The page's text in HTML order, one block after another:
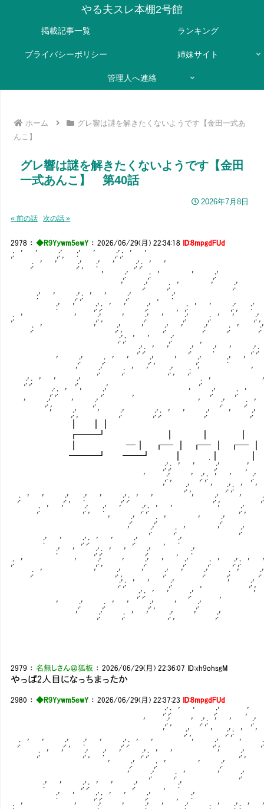
やる夫スレ本棚2号館
掲載記事一覧 ランキング
プライバシーポリシー 姉妹サイト
管理人へ連絡
ホーム
グレ響は謎を解きたくないようです【金田一式あ
んこ】
グレ響は謎を解きたくないようです【金田
一式あんこ】 第40話
2026年7月8日
« 前の話 次の話 »
2978 ：◆R9Yywm5ewY：2026/06/29(月) 22:34:18 ID:8mpgdFUd
,: ' ' ,:', :' ' ,:',: ' '
,: ' ' ,:', :' ' ,:',: ' '
' ,:' ,: ' ' ,:'
' ,:' ,: ' ' ,:'
:' ' ,:',: ' ' ,:' , :'
:' ' ,:',: ' ' ,:' , ,: ' ' ,:', :' '
,: ' ' ,:', ' ,:' ' ,:' ,: ' ' ,:',
,: ' ' ,:', ' ,:' ' ,:' ,: ' ,:'
,:',: ' ' ,:' , '
,:',: ' ' ,:' :' ' ,:',: '
' ,:' ,: ' ' ,:', ' ,:' :' '
' ,:' ,: ' ' ,:', ,: ' ' ,:',
,:',: ' ' ,:' , ,: ' ' ,:',
,:',: ' ' ,:' , ' ,:' ,: '
' ,:', ' ,:' ' ,:' ,: '
' ,:', ' ,:' ,:',: ' ' ,:' ' ,:'
┏━━┛ ┃ ┃ ┃
┃ ━┃ ┏━ ┃ ┏━ ┃ ┏━ ┃ ┛
━━━┛ ━━┛ ┃ .┃ ┃
,:',: ' ' ,:' ,' ,:' ,:
' ,:', ' ,:',: ' ' ,:'
' ,:', ' ,:',: ' ' ,:' , は
,: ' ' ,:', :' ' ,:',: ' ' '
,: ' ' ,:', :' ' ,:',: ' ' '
' ,:' ,: ' ' ,:' 7～9∶
' ,:' ,: ' ' ,:' ' 10∶へ
:' ' ,:',: ' ' ,:' ,
:' ' ,:',: ' ' ,:' , :'
,: ' ' ,:', ' ,:' ' ,:' ,: ' ,:',: '
,: ' ' ,:', ' ,:' ' ,:' ,: '
,:',: ' ' ,:' , ' ,:', '
,:',: ' ' ,:' , ' ,:', '
' ,:' ,: ' ' ,:', '
' ,:' ,: ' ' ,:', '
2979 ： 名無しさん＠狐板 ：2026/06/29(月) 22:36:07 ID:xh9ohsgM
やっぱ2人目になっちまったか
2980 ：◆R9Yywm5ewY：2026/06/29(月) 22:37:23 ID:8mpgdFUd
,:',: ' ' ,:' ,' ,:' ,:
' ,:', ' ,:',: ' ' ,:'
' ,:', ' ,:',: ' '
,: ' ' ,:', :' ' ,:',: ' ' '
,: ' ' ,:', :' ' ,:',: ' ' ' ,:', '
' ,:' ,: ' ' ,:'
' ,:' ,: ' ' ,:'
:' ' ,:',: ' ' ,:' ,
:' ' ,:',: ' ' ,:' , :'
,: ' ' ,:', ' ,:' ' ,:' ,: ' ,:',: ' '